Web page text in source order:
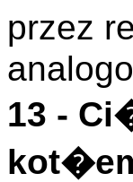
przez
13 -